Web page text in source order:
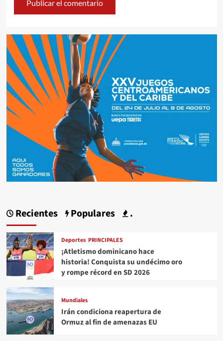
Recientes Populares .
Deportes PRINCIPALES
¡Atletismo dominicano hace
historia! Conquista su undécimo oro
y rompe récord en SD 2026
Mundiales
Irán condiciona reapertura de
Ormuz al fin de amenazas EU